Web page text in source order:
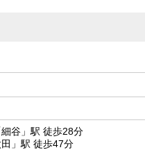
谷」駅 徒歩28分
」駅 徒歩47分